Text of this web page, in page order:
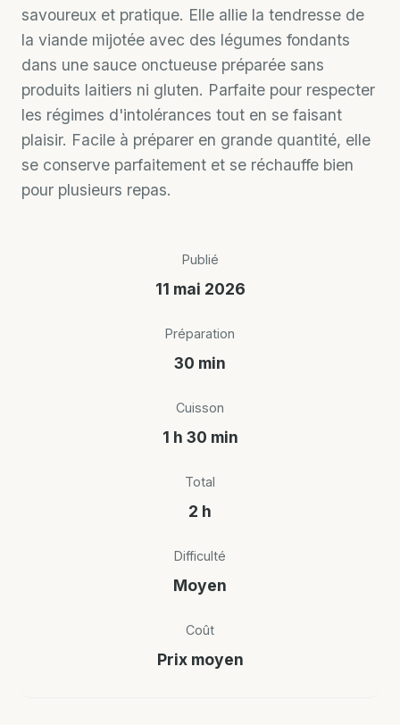
savoureux et pratique. Elle allie la tendresse de
la viande mijotée avec des légumes fondants
dans une sauce onctueuse préparée sans
produits laitiers ni gluten. Parfaite pour respecter
les régimes d'intolérances tout en se faisant
plaisir. Facile à préparer en grande quantité, elle
se conserve parfaitement et se réchauffe bien
pour plusieurs repas.
Publié
11 mai 2026
Préparation
30 min
Cuisson
1 h 30 min
Total
2 h
Difficulté
Moyen
Coût
Prix moyen